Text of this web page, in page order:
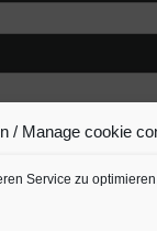
/ Manage cookie
Service zu
Du